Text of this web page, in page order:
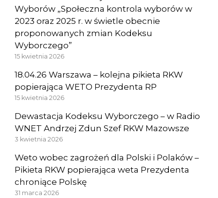
Wyborów „Społeczna kontrola wyborów w
2023 oraz 2025 r. w świetle obecnie
proponowanych zmian Kodeksu
Wyborczego”
15 kwietnia 2026
18.04.26 Warszawa – kolejna pikieta RKW
popierająca WETO Prezydenta RP
15 kwietnia 2026
Dewastacja Kodeksu Wyborczego – w Radio
WNET Andrzej Zdun Szef RKW Mazowsze
3 kwietnia 2026
Weto wobec zagrożeń dla Polski i Polaków –
Pikieta RKW popierająca weta Prezydenta
chroniące Polskę
31 marca 2026